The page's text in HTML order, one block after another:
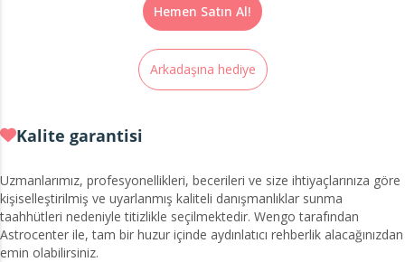
Hemen Satın Al!
Arkadaşına hediye
Kalite garantisi
Uzmanlarımız, profesyonellikleri, becerileri ve size ihtiyaçlarınıza göre
kişiselleştirilmiş ve uyarlanmış kaliteli danışmanlıklar sunma
taahhütleri nedeniyle titizlikle seçilmektedir. Wengo tarafından
Astrocenter ile, tam bir huzur içinde aydınlatıcı rehberlik alacağınızdan
emin olabilirsiniz.